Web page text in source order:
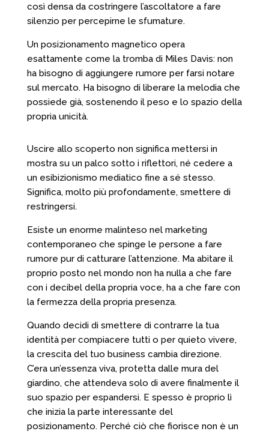
così densa da costringere l’ascoltatore a fare
silenzio per percepirne le sfumature.
Un posizionamento magnetico opera
esattamente come la tromba di Miles Davis: non
ha bisogno di aggiungere rumore per farsi notare
sul mercato. Ha bisogno di liberare la melodia che
possiede già, sostenendo il peso e lo spazio della
propria unicità.
Uscire allo scoperto non significa mettersi in
mostra su un palco sotto i riflettori, né cedere a
un esibizionismo mediatico fine a sé stesso.
Significa, molto più profondamente, smettere di
restringersi.
Esiste un enorme malinteso nel marketing
contemporaneo che spinge le persone a fare
rumore pur di catturare l’attenzione. Ma abitare il
proprio posto nel mondo non ha nulla a che fare
con i decibel della propria voce, ha a che fare con
la fermezza della propria presenza.
Quando decidi di smettere di contrarre la tua
identità per compiacere tutti o per quieto vivere,
la crescita del tuo business cambia direzione.
C’era un’essenza viva, protetta dalle mura del
giardino, che attendeva solo di avere finalmente il
suo spazio per espandersi. E spesso è proprio lì
che inizia la parte interessante del
posizionamento. Perché ciò che fiorisce non è un